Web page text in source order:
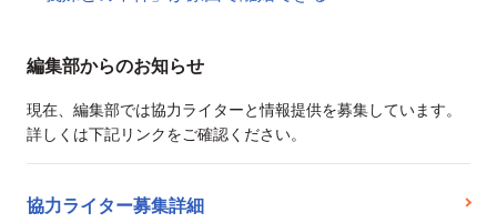
編集部からのお知らせ
現在、編集部では協力ライターと情報提供を募集しています。
詳しくは下記リンクをご確認ください。
協力ライター募集詳細